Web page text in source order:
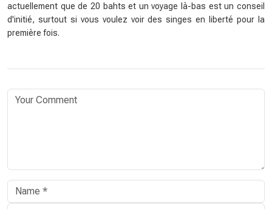
actuellement que de 20 bahts et un voyage là-bas est un conseil
d'initié, surtout si vous voulez voir des singes en liberté pour la
première fois.